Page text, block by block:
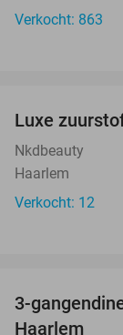
Verkocht: 863
Luxe
Nkdbeauty
Haarlem
Verkocht: 12
3-
Haarlem